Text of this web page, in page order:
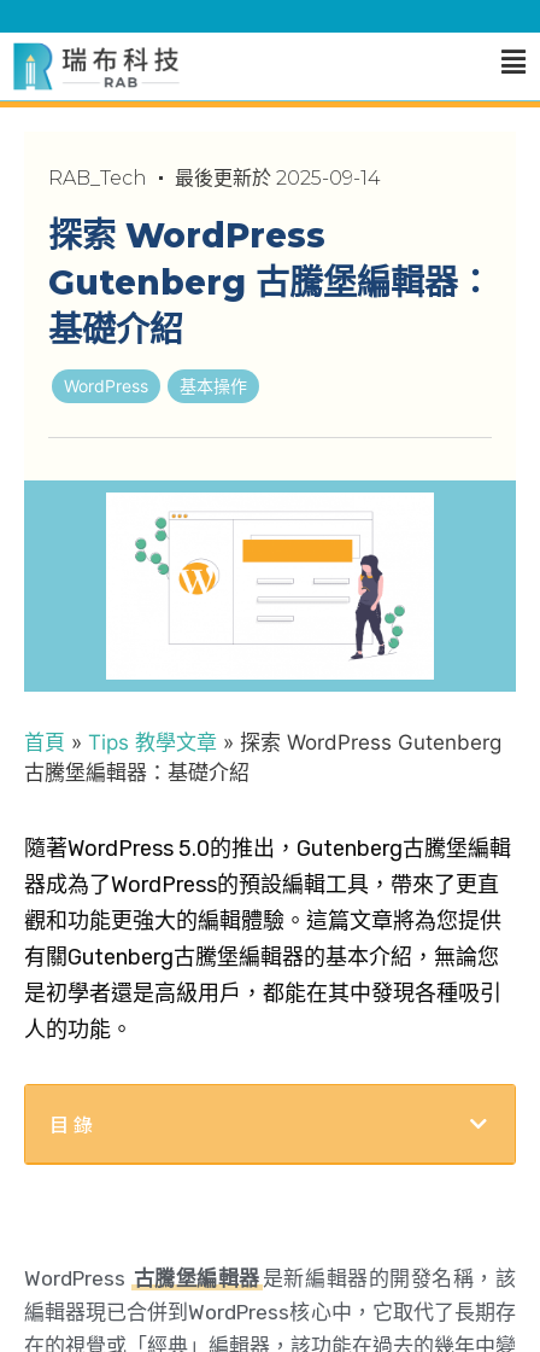
RAB_Tech 最後更新於 2025-09-14
探索 WordPress
Gutenberg 古騰堡編輯器：
基礎介紹
WordPress 基本操作
首頁 » Tips 教學文章 » 探索 WordPress Gutenberg
古騰堡編輯器：基礎介紹
隨著WordPress 5.0的推出，Gutenberg古騰堡編輯
器成為了WordPress的預設編輯工具，帶來了更直
觀和功能更強大的編輯體驗。這篇文章將為您提供
有關Gutenberg古騰堡編輯器的基本介紹，無論您
是初學者還是高級用戶，都能在其中發現各種吸引
人的功能。
目錄
WordPress 古騰堡編輯器是新編輯器的開發名稱，該
編輯器現已合併到WordPress核心中，它取代了長期存
在的視覺或「經典」編輯器，該功能在過去的幾年中變